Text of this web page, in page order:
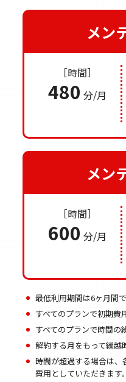
メン
［時間］
480 分/月
メン
［時間］
600 分/月
最低利用期間は6ヶ月間で
すべてのプランで初期費
すべてのプランで時間の
解約する月をもって繰越
時間が超過する場合は、
費用としていただきます